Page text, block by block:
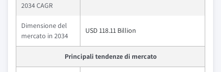
2034 CAGR
Dimensione del
mercato in 2034
USD 118.11 Billion
Principali tendenze di mercato